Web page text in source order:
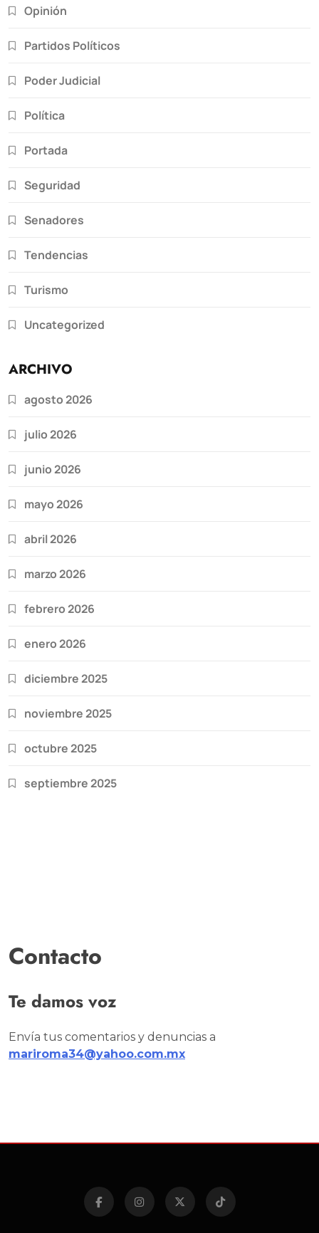
Opinión
Partidos Políticos
Poder Judicial
Política
Portada
Seguridad
Senadores
Tendencias
Turismo
Uncategorized
ARCHIVO
agosto 2026
julio 2026
junio 2026
mayo 2026
abril 2026
marzo 2026
febrero 2026
enero 2026
diciembre 2025
noviembre 2025
octubre 2025
septiembre 2025
Contacto
Te damos voz
Envía tus comentarios y denuncias a
mariroma34@yahoo.com.mx